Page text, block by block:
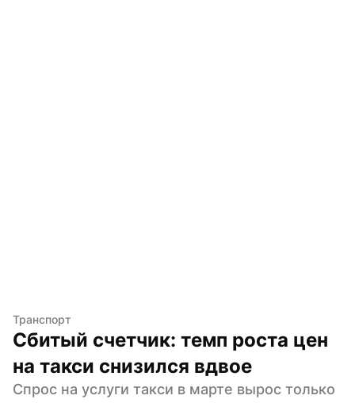
Транспорт
Сбитый счетчик: темп роста цен
на такси снизился вдвое
Спрос на услуги такси в марте вырос только